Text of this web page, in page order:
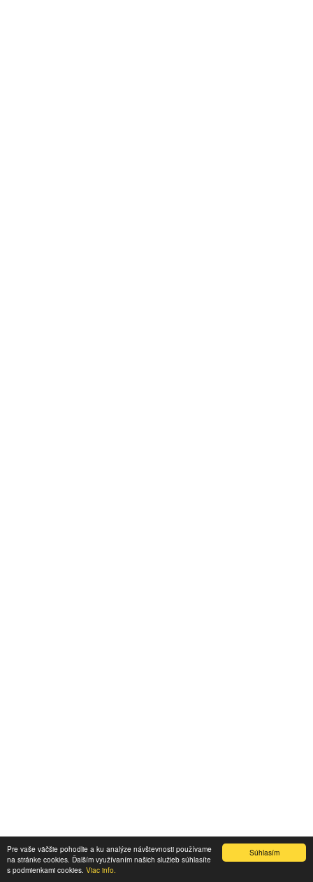
Súhlasím
Pre vaše väčšie pohodlie a ku analýze návštevnosti používame
na stránke cookies. Ďalším využívaním našich služieb súhlasíte
s podmienkami cookies. Viac info.